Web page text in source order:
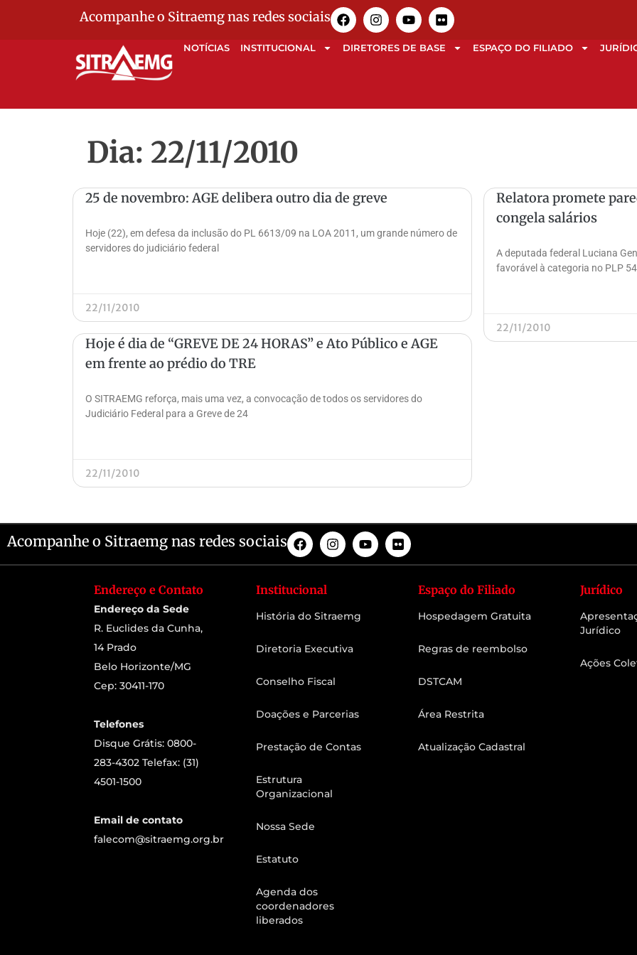
Acompanhe o Sitraemg nas redes sociais
NOTÍCIAS INSTITUCIONAL DIRETORES DE BASE ESPAÇO DO FILIADO
Dia: 22/11/2010
25 de novembro: AGE delibera outro dia de greve
Hoje (22), em defesa da inclusão do PL 6613/09 na LOA 2011, um grande número de
servidores do judiciário federal
22/11/2010
Relatora promete
congela salários
A deputada federal Luciana
favorável à categoria no PLP
22/11/2010
Hoje é dia de “GREVE DE 24 HORAS” e Ato Público e AGE
em frente ao prédio do TRE
O SITRAEMG reforça, mais uma vez, a convocação de todos os servidores do
Judiciário Federal para a Greve de 24
22/11/2010
Acompanhe o Sitraemg nas redes sociais
Endereço e Contato
Endereço da Sede
R. Euclides da Cunha,
14 Prado
Belo Horizonte/MG
Cep: 30411-170
Telefones
Disque Grátis: 0800-
283-4302 Telefax: (31)
4501-1500
Email de contato
falecom@sitraemg.org.br
Institucional
História do Sitraemg
Diretoria Executiva
Conselho Fiscal
Doações e Parcerias
Prestação de Contas
Estrutura
Organizacional
Nossa Sede
Estatuto
Agenda dos
coordenadores
liberados
Espaço do Filiado
Hospedagem Gratuita
Regras de reembolso
DSTCAM
Área Restrita
Atualização Cadastral
Jurídico
Jurídico
Ações